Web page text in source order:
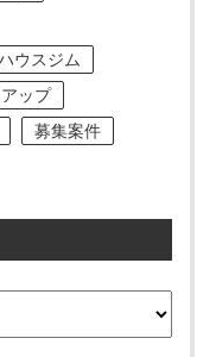
ウスジム
ップ
募集案件